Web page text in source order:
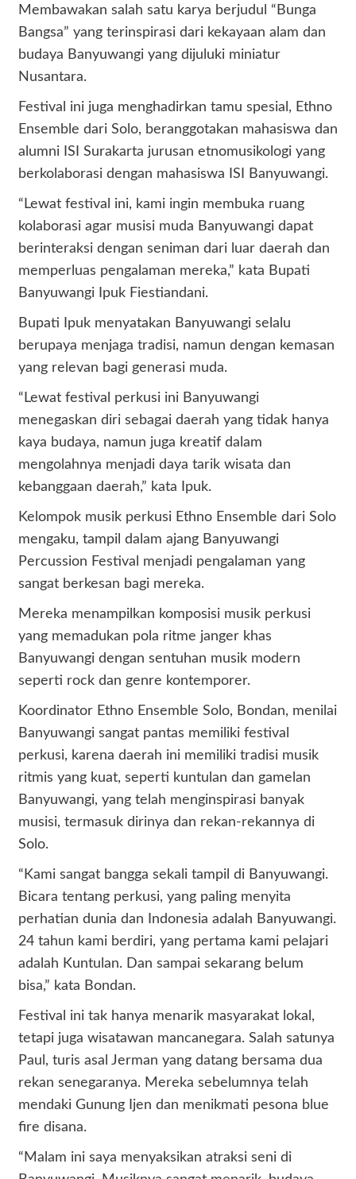
Membawakan salah satu karya berjudul “Bunga
Bangsa” yang terinspirasi dari kekayaan alam dan
budaya Banyuwangi yang dijuluki miniatur
Nusantara.
Festival ini juga menghadirkan tamu spesial, Ethno
Ensemble dari Solo, beranggotakan mahasiswa dan
alumni ISI Surakarta jurusan etnomusikologi yang
berkolaborasi dengan mahasiswa ISI Banyuwangi.
“Lewat festival ini, kami ingin membuka ruang
kolaborasi agar musisi muda Banyuwangi dapat
berinteraksi dengan seniman dari luar daerah dan
memperluas pengalaman mereka,” kata Bupati
Banyuwangi Ipuk Fiestiandani.
Bupati Ipuk menyatakan Banyuwangi selalu
berupaya menjaga tradisi, namun dengan kemasan
yang relevan bagi generasi muda.
“Lewat festival perkusi ini Banyuwangi
menegaskan diri sebagai daerah yang tidak hanya
kaya budaya, namun juga kreatif dalam
mengolahnya menjadi daya tarik wisata dan
kebanggaan daerah,” kata Ipuk.
Kelompok musik perkusi Ethno Ensemble dari Solo
mengaku, tampil dalam ajang Banyuwangi
Percussion Festival menjadi pengalaman yang
sangat berkesan bagi mereka.
Mereka menampilkan komposisi musik perkusi
yang memadukan pola ritme janger khas
Banyuwangi dengan sentuhan musik modern
seperti rock dan genre kontemporer.
Koordinator Ethno Ensemble Solo, Bondan, menilai
Banyuwangi sangat pantas memiliki festival
perkusi, karena daerah ini memiliki tradisi musik
ritmis yang kuat, seperti kuntulan dan gamelan
Banyuwangi, yang telah menginspirasi banyak
musisi, termasuk dirinya dan rekan-rekannya di
Solo.
“Kami sangat bangga sekali tampil di Banyuwangi.
Bicara tentang perkusi, yang paling menyita
perhatian dunia dan Indonesia adalah Banyuwangi.
24 tahun kami berdiri, yang pertama kami pelajari
adalah Kuntulan. Dan sampai sekarang belum
bisa,” kata Bondan.
Festival ini tak hanya menarik masyarakat lokal,
tetapi juga wisatawan mancanegara. Salah satunya
Paul, turis asal Jerman yang datang bersama dua
rekan senegaranya. Mereka sebelumnya telah
mendaki Gunung Ijen dan menikmati pesona blue
fire disana.
“Malam ini saya menyaksikan atraksi seni di